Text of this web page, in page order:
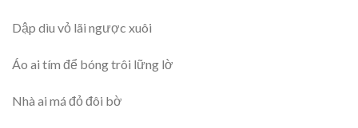
Dập dìu vỏ lãi ngược xuôi
Áo ai tím để bóng trôi lững lờ
Nhà ai má đỏ đôi bờ